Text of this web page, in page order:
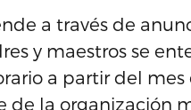
a través de
y maestros se
a partir del
de la organización